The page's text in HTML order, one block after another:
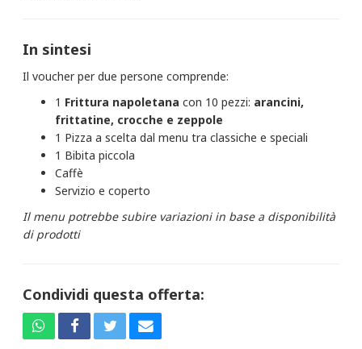
In sintesi
Il voucher per due persone comprende:
1 Frittura napoletana con 10 pezzi: arancini,
frittatine, crocche e zeppole
1 Pizza a scelta dal menu tra classiche e speciali
1 Bibita piccola
Caffè
Servizio e coperto
Il menu potrebbe subire variazioni in base a disponibilità
di prodotti
Condividi questa offerta: